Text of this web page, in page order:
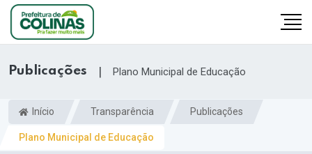
Publicações | Plano Municipal de Educação
Início Transparência Publicações
Plano Municipal de Educação